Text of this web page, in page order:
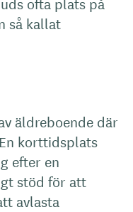
så kallat
äldreboende där
korttidsplats
efter en
stöd för att
avlasta